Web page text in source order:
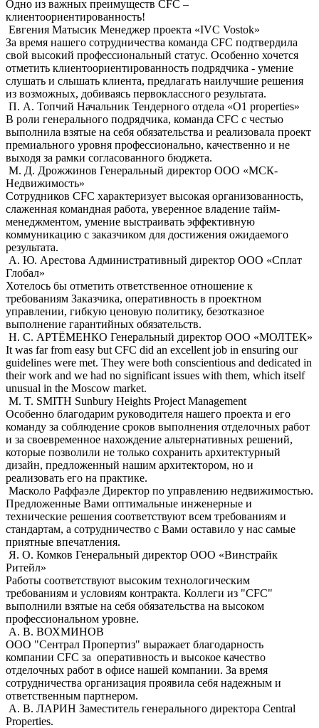
Одно из важных преимуществ СFС –
клиентоориентированность!
Евгения Матысик Менеджер проекта «IVC Vostok»
За время нашего сотрудничества команда CFC подтвердила
свой высокий профессиональный статус. Особенно хочется
отметить клиентоориентированность подрядчика - умение
слушать и слышать клиента, предлагать наилучшие решения
из возможных, добиваясь первоклассного результата.
П. А. Топчий Начальник Тендерного отдела «О1 properties»
В роли генерального подрядчика, команда CFC с честью
выполнила взятые на себя обязательства и реализовала проект
премиального уровня профессионально, качественно и не
выходя за рамки согласованного бюджета.
М. Д. Дрожжинов Генеральный директор ООО «МСК-
Недвижимость»
Сотрудников CFC характеризует высокая организованность,
слаженная командная работа, уверенное владение тайм-
менеджментом, умение выстраивать эффективную
коммуникацию с заказчиком для достижения ожидаемого
результата.
А. Ю. Арестова Административный директор ООО «Сплат
Глобал»
Хотелось бы отметить ответственное отношение к
требованиям Заказчика, оперативность в проектном
управлении, гибкую ценовую политику, безотказное
выполнение гарантийных обязательств.
Н. С. АРТЁМЕНКО Генеральный директор ООО «МОЛТЕК»
It was far from easy but CFC did an excellent job in ensuring our
guidelines were met. They were both conscientious and dedicated in
their work and we had no significant issues with them, which itself
unusual in the Moscow market.
M. T. SMITH Sunbury Heights Project Management
Особенно благодарим руководителя нашего проекта и его
команду за соблюдение сроков выполнения отделочных работ
и за своевременное нахождение альтернативных решений,
которые позволили не только сохранить архитектурный
дизайн, предложенный нашим архитектором, но и
реализовать его на практике.
Масколо Раффаэле Директор по управлению недвижимостью.
Предложенные Вами оптимальные инженерные и
технические решения соответствуют всем требованиям и
стандартам, а сотрудничество с Вами оставило у нас самые
приятные впечатления.
Я. О. Комков Генеральный директор ООО «Винстрайк
Ритейл»
Работы соответствуют высоким технологическим
требованиям и условиям контракта. Коллеги из "CFC"
выполнили взятые на себя обязательства на высоком
профессиональном уровне.
А. В. ВОХМИНОВ
ООО "Сентрал Пропертиз" выражает благодарность
компании CFC за оперативность и высокое качество
отделочных работ в офисе нашей компании. За время
сотрудничества организация проявила себя надежным и
ответственным партнером.
А. В. ЛАРИН Заместитель генерального директора Central
Properties.